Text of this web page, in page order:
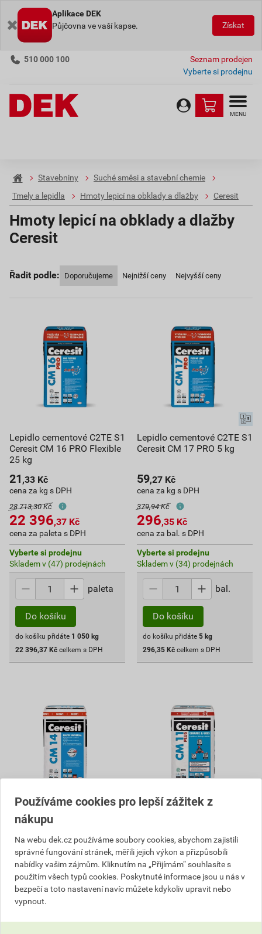
Aplikace DEK
Půjčovna ve vaší kapse.
Získat
510 000 100
Seznam prodejen
Vyberte si prodejnu
MENU
Stavebniny
Suché směsi a stavební chemie
Tmely a lepidla
Hmoty lepicí na obklady a dlažby Ceresit
Hmoty lepicí na obklady a dlažby
Ceresit
Řadit podle: Doporučujeme Nejnižší ceny Nejvyšší ceny
Lepidlo cementové C2TE S1
Ceresit CM 16 PRO Flexible
25 kg
21 ,33 Kč
cena za kg s DPH
28 713,30 Kč
22 396,37 Kč
cena za paleta s DPH
Vyberte si prodejnu
Skladem v (47) prodejnách
paleta
Do košíku
do košíku přidáte 1 050 kg
22 396,37 Kč celkem s DPH
Lepidlo cementové C2TE S1
Ceresit CM 17 PRO 5 kg
59,27 Kč
cena za kg s DPH
379,94 Kč
296,35 Kč
cena za bal. s DPH
Vyberte si prodejnu
Skladem v (34) prodejnách
bal.
Do košíku
do košíku přidáte 5 kg
296,35 Kč celkem s DPH
Lepidlo cementové C2TE
Ceresit CM 14 Universal 25
kg
17,90Kč
cena za kg s DPH
27 529,92 Kč
21 473
13,78Kč
cena za kg s DPH
21 199,20 Kč
cena za paleta s DPH
Používáme cookies pro lepší zážitek z
nákupu
Na webu dek.cz používáme soubory cookies, abychom zajistili
správné fungování stránek, měřili jejich výkon a přizpůsobili
nabídky vašim zájmům. Kliknutím na „Přijímám“ souhlasíte s
použitím všech typů cookies. Poskytnuté informace jsou u nás v
bezpečí a toto nastavení navíc můžete kdykoliv upravit nebo
vypnout.